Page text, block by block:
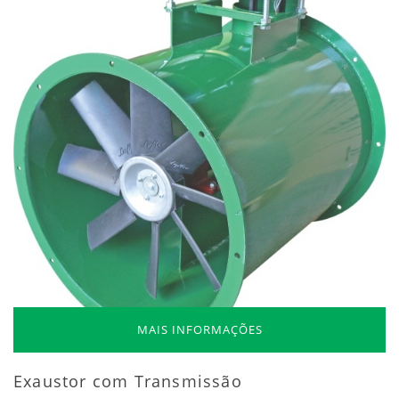
MAIS INFORMAÇÕES
Exaustor com Transmissão